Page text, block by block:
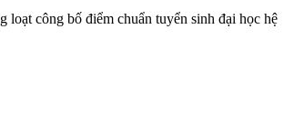
công bố điểm chuẩn tuyển sinh đại học hệ